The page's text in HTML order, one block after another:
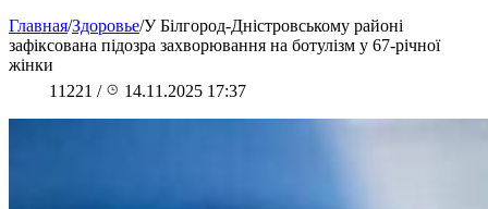
Главная/Здоровье/У Білгород-Дністровському районі
зафіксована підозра захворювання на ботулізм у 67-річної
жінки
11221 / 14.11.2025 17:37